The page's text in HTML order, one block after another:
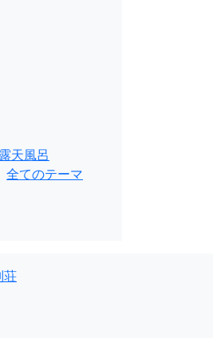
露天風呂
全てのテーマ
荘